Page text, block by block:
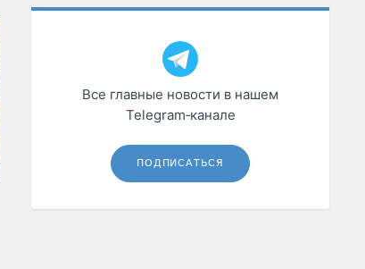
Все главные новости в нашем
Telegram‑канале
ПОДПИСАТЬСЯ